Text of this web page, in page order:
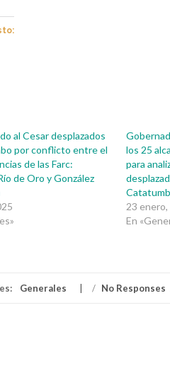
al Cesar desplazados
por conflicto entre el
de las Farc:
de Oro y González
los 25
para
23
En
Generales / No Responses